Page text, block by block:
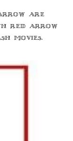
are
red arrow
movies.